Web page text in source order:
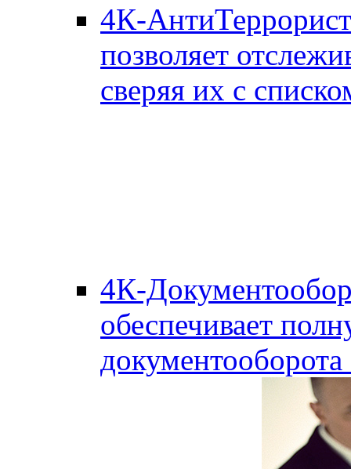
4К-АнтиТеррорист
позволяет
сверяя их с
4К-
обеспечивает